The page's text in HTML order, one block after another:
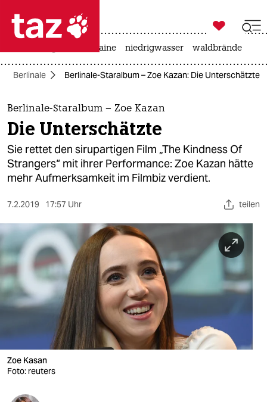
 taz zahl ich
taz zahl ich
themen
politik
öko
sport
berlin
nord
verlag
verlag
veranstaltungen

taz zahl ich
krieg in der ukraine niedrigwasser waldbrände
Berlinale Berlinale-Staralbum – Zoe Kazan: Die Unterschätzte
Berlinale-Staralbum – Zoe Kazan
Die Unterschätzte
Sie rettet den sirupartigen Film „The Kindness Of
Strangers“ mit ihrer Performance: Zoe Kazan hätte
mehr Aufmerksamkeit im Filmbiz verdient.
7.2.2019 17:57 Uhr teilen
Zoe Kasan
Foto: reuters